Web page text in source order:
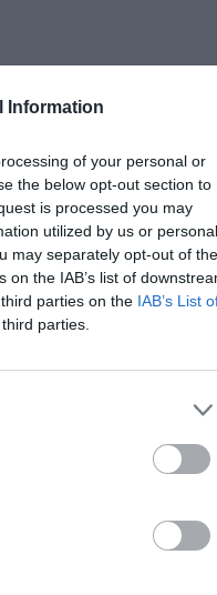
Information
of your personal or
the below opt-out section to
is processed you may
utilized by us or personal
may separately opt-out of the
the IAB’s list of
parties on the IAB’s List
parties.